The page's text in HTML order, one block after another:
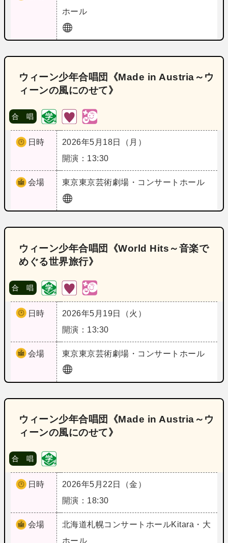
ホール
ウィーン少年合唱団《Made in Austria～ウ
ィーンの風にのせて》
合 唱
日時
2026年5月18日（月）
開演：13:30
会場 東京東京芸術劇場・コンサートホール
ウィーン少年合唱団《World Hits～音楽で
めぐる世界旅行》
合 唱
日時
2026年5月19日（火）
開演：13:30
会場 東京東京芸術劇場・コンサートホール
ウィーン少年合唱団《Made in Austria～ウ
ィーンの風にのせて》
合 唱
日時
2026年5月22日（金）
開演：18:30
会場 北海道札幌コンサートホールKitara・大
ホール